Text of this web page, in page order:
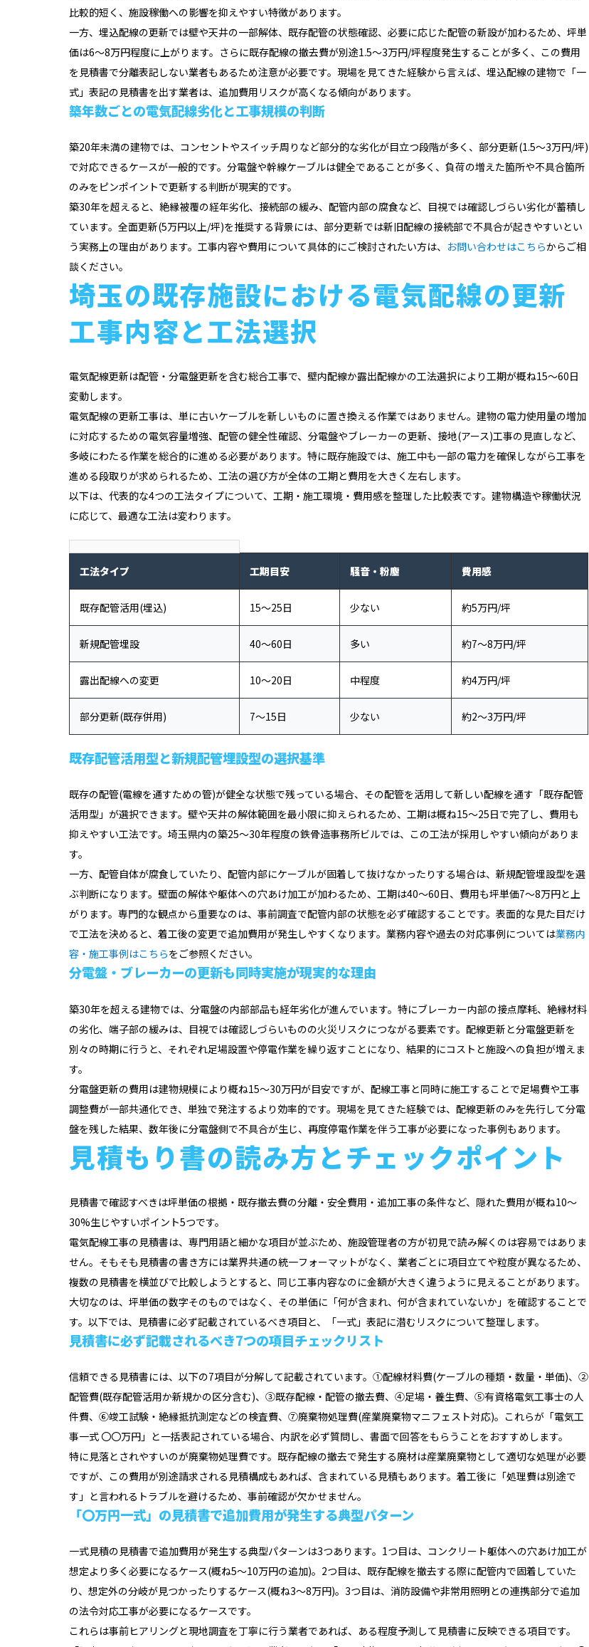
比較的短く、施設稼働への影響を抑えやすい特徴があります。
一方、埋込配線の更新では壁や天井の一部解体、既存配管の状態確認、必要に応じた配管の新設が加わるため、坪単
価は6〜8万円程度に上がります。さらに既存配線の撤去費が別途1.5〜3万円/坪程度発生することが多く、この費用
を見積書で分離表記しない業者もあるため注意が必要です。現場を見てきた経験から言えば、埋込配線の建物で「一
式」表記の見積書を出す業者は、追加費用リスクが高くなる傾向があります。
築年数ごとの電気配線劣化と工事規模の判断
築20年未満の建物では、コンセントやスイッチ周りなど部分的な劣化が目立つ段階が多く、部分更新(1.5〜3万円/坪)
で対応できるケースが一般的です。分電盤や幹線ケーブルは健全であることが多く、負荷の増えた箇所や不具合箇所
のみをピンポイントで更新する判断が現実的です。
築30年を超えると、絶縁被覆の経年劣化、接続部の緩み、配管内部の腐食など、目視では確認しづらい劣化が蓄積し
ています。全面更新(5万円以上/坪)を推奨する背景には、部分更新では新旧配線の接続部で不具合が起きやすいとい
う実務上の理由があります。工事内容や費用について具体的にご検討されたい方は、 お問い合わせはこちらからご相
談ください。
埼玉の既存施設における電気配線の更新
工事内容と工法選択
電気配線更新は配管・分電盤更新を含む総合工事で、壁内配線か露出配線かの工法選択により工期が概ね15〜60日
変動します。
電気配線の更新工事は、単に古いケーブルを新しいものに置き換える作業ではありません。建物の電力使用量の増加
に対応するための電気容量増強、配管の健全性確認、分電盤やブレーカーの更新、接地(アース)工事の見直しなど、
多岐にわたる作業を総合的に進める必要があります。特に既存施設では、施工中も一部の電力を確保しながら工事を
進める段取りが求められるため、工法の選び方が全体の工期と費用を大きく左右します。
以下は、代表的な4つの工法タイプについて、工期・施工環境・費用感を整理した比較表です。建物構造や稼働状況
に応じて、最適な工法は変わります。
工法タイプ 工期目安 騒音・粉塵 費用感
既存配管活用(埋込) 15〜25日 少ない 約5万円/坪
新規配管埋設 40〜60日 多い 約7〜8万円/坪
露出配線への変更 10〜20日 中程度 約4万円/坪
部分更新(既存併用) 7〜15日 少ない 約2〜3万円/坪
既存配管活用型と新規配管埋設型の選択基準
既存の配管(電線を通すための管)が健全な状態で残っている場合、その配管を活用して新しい配線を通す「既存配管
活用型」が選択できます。壁や天井の解体範囲を最小限に抑えられるため、工期は概ね15〜25日で完了し、費用も
抑えやすい工法です。埼玉県内の築25〜30年程度の鉄骨造事務所ビルでは、この工法が採用しやすい傾向がありま
す。
一方、配管自体が腐食していたり、配管内部にケーブルが固着して抜けなかったりする場合は、新規配管埋設型を選
ぶ判断になります。壁面の解体や躯体への穴あけ加工が加わるため、工期は40〜60日、費用も坪単価7〜8万円と上
がります。専門的な観点から重要なのは、事前調査で配管内部の状態を必ず確認することです。表面的な見た目だけ
で工法を決めると、着工後の変更で追加費用が発生しやすくなります。業務内容や過去の対応事例については業務内
容・施工事例はこちらをご参照ください。
分電盤・ブレーカーの更新も同時実施が現実的な理由
築30年を超える建物では、分電盤の内部部品も経年劣化が進んでいます。特にブレーカー内部の接点摩耗、絶縁材料
の劣化、端子部の緩みは、目視では確認しづらいものの火災リスクにつながる要素です。配線更新と分電盤更新を
別々の時期に行うと、それぞれ足場設置や停電作業を繰り返すことになり、結果的にコストと施設への負担が増えま
す。
分電盤更新の費用は建物規模により概ね15〜30万円が目安ですが、配線工事と同時に施工することで足場費や工事
調整費が一部共通化でき、単独で発注するより効率的です。現場を見てきた経験では、配線更新のみを先行して分電
盤を残した結果、数年後に分電盤側で不具合が生じ、再度停電作業を伴う工事が必要になった事例もあります。
見積もり書の読み方とチェックポイント
見積書で確認すべきは坪単価の根拠・既存撤去費の分離・安全費用・追加工事の条件など、隠れた費用が概ね10〜
30%生じやすいポイント5つです。
電気配線工事の見積書は、専門用語と細かな項目が並ぶため、施設管理者の方が初見で読み解くのは容易ではありま
せん。そもそも見積書の書き方には業界共通の統一フォーマットがなく、業者ごとに項目立てや粒度が異なるため、
複数の見積書を横並びで比較しようとすると、同じ工事内容なのに金額が大きく違うように見えることがあります。
大切なのは、坪単価の数字そのものではなく、その単価に「何が含まれ、何が含まれていないか」を確認することで
す。以下では、見積書に必ず記載されているべき項目と、「一式」表記に潜むリスクについて整理します。
見積書に必ず記載されるべき7つの項目チェックリスト
信頼できる見積書には、以下の7項目が分解して記載されています。①配線材料費(ケーブルの種類・数量・単価)、②
配管費(既存配管活用か新規かの区分含む)、③既存配線・配管の撤去費、④足場・養生費、⑤有資格電気工事士の人
件費、⑥竣工試験・絶縁抵抗測定などの検査費、⑦廃棄物処理費(産業廃棄物マニフェスト対応)。これらが「電気工
事一式 〇〇万円」と一括表記されている場合、内訳を必ず質問し、書面で回答をもらうことをおすすめします。
特に見落とされやすいのが廃棄物処理費です。既存配線の撤去で発生する廃材は産業廃棄物として適切な処理が必要
ですが、この費用が別途請求される見積構成もあれば、含まれている見積もあります。着工後に「処理費は別途で
す」と言われるトラブルを避けるため、事前確認が欠かせません。
「〇万円一式」の見積書で追加費用が発生する典型パターン
一式見積の見積書で追加費用が発生する典型パターンは3つあります。1つ目は、コンクリート躯体への穴あけ加工が
想定より多く必要になるケース(概ね5〜10万円の追加)。2つ目は、既存配線を撤去する際に配管内で固着していた
り、想定外の分岐が見つかったりするケース(概ね3〜8万円)。3つ目は、消防設備や非常用照明との連携部分で追加
の法令対応工事が必要になるケースです。
これらは事前ヒアリングと現地調査を丁寧に行う業者であれば、ある程度予測して見積書に反映できる項目です。